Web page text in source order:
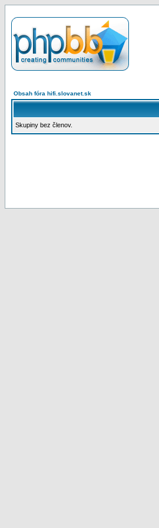
Obsah fóra hifi.slovanet.sk
Skupiny bez členov.